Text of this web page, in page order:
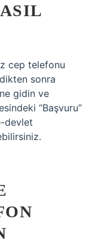
cep telefonu
sonra
gidin ve
“Başvuru”
devlet